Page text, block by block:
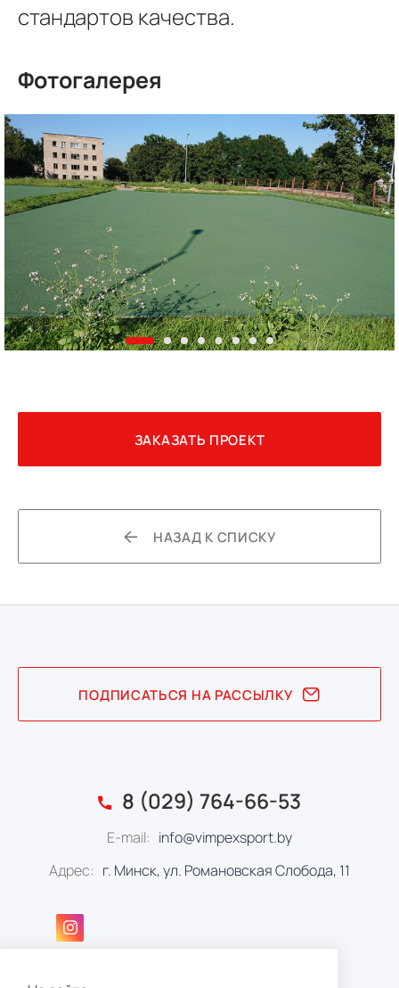
стандартов качества.
Фотогалерея
ЗАКАЗАТЬ ПРОЕКТ
НАЗАД К СПИСКУ
ПОДПИСАТЬСЯ НА РАССЫЛКУ
8 (029) 764-66-53
E-mail: info@vimpexsport.by
Адрес: г. Минск, ул. Романовская Слобода, 11